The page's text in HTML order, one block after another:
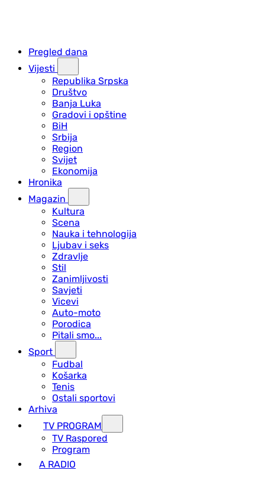
Pregled dana
Vijesti
Republika Srpska
Društvo
Banja Luka
Gradovi i opštine
BiH
Srbija
Region
Svijet
Ekonomija
Hronika
Magazin
Kultura
Scena
Nauka i tehnologija
Ljubav i seks
Zdravlje
Stil
Zanimljivosti
Savjeti
Vicevi
Auto-moto
Porodica
Pitali smo...
Sport
Fudbal
Košarka
Tenis
Ostali sportovi
Arhiva
TV PROGRAM
ТV Raspored
Program
A RADIO